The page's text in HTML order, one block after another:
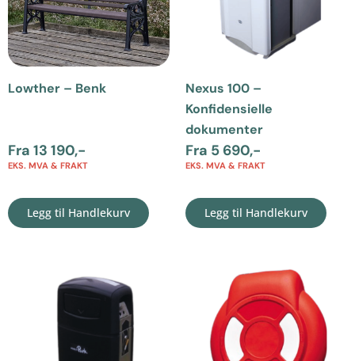
Lowther – Benk
Fra 13 190,-
EKS. MVA & FRAKT
Legg til Handlekurv
Nexus 100 –
Konfidensielle
dokumenter
Fra 5 690,-
EKS. MVA & FRAKT
Legg til Handlekurv